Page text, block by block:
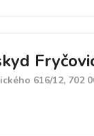
616/12, 702